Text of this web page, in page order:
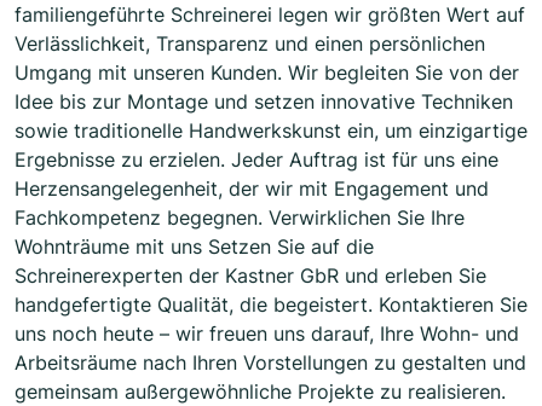
familiengeführte Schreinerei legen wir größten Wert auf
Verlässlichkeit, Transparenz und einen persönlichen
Umgang mit unseren Kunden. Wir begleiten Sie von der
Idee bis zur Montage und setzen innovative Techniken
sowie traditionelle Handwerkskunst ein, um einzigartige
Ergebnisse zu erzielen. Jeder Auftrag ist für uns eine
Herzensangelegenheit, der wir mit Engagement und
Fachkompetenz begegnen. Verwirklichen Sie Ihre
Wohnträume mit uns Setzen Sie auf die
Schreinerexperten der Kastner GbR und erleben Sie
handgefertigte Qualität, die begeistert. Kontaktieren Sie
uns noch heute – wir freuen uns darauf, Ihre Wohn- und
Arbeitsräume nach Ihren Vorstellungen zu gestalten und
gemeinsam außergewöhnliche Projekte zu realisieren.